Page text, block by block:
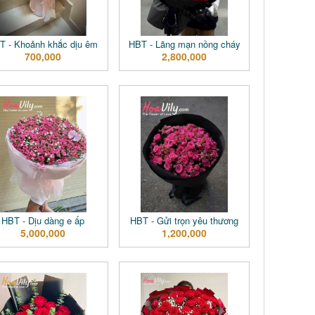
- Khoảnh khắc dịu êm
700,000
HBT - Lãng mạn nồng cháy
2,800,000
HBT - Dịu dàng e ấp
5,000,000
HBT - Gửi trọn yêu thương
1,200,000